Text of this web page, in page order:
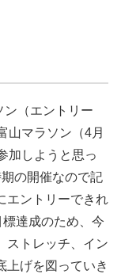
ン（エントリー
山マラソン（4月
加しようと思っ
の開催なので記
エントリーできれ
達成のため、今
ストレッチ、イン
上げを図っていき